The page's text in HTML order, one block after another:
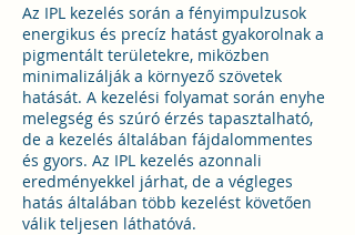
Az IPL kezelés során a fényimpulzusok
energikus és precíz hatást gyakorolnak a
pigmentált területekre, miközben
minimalizálják a környező szövetek
hatását. A kezelési folyamat során enyhe
melegség és szúró érzés tapasztalható,
de a kezelés általában fájdalommentes
és gyors. Az IPL kezelés azonnali
eredményekkel járhat, de a végleges
hatás általában több kezelést követően
válik teljesen láthatóvá.